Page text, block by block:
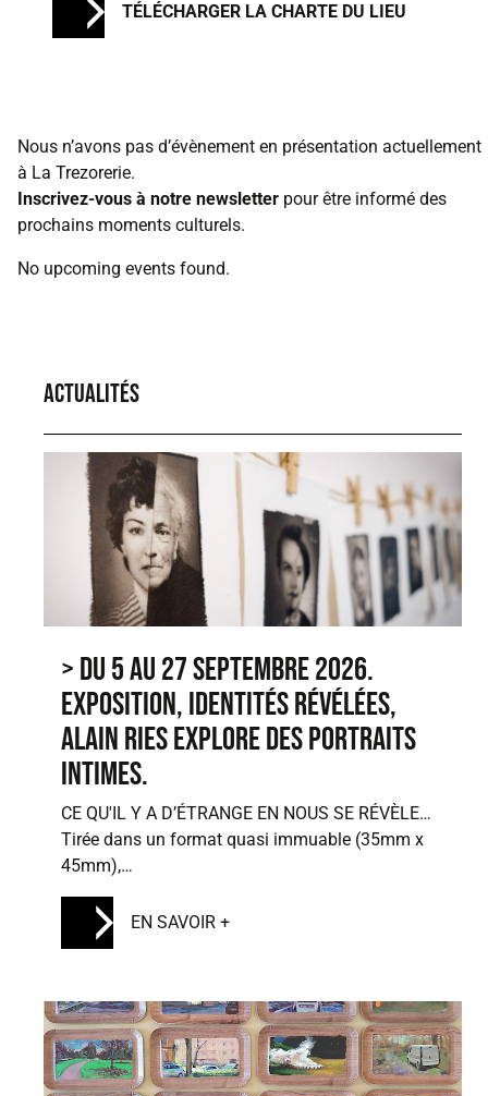
TÉLÉCHARGER LA CHARTE DU LIEU
Nous n’avons pas d’évènement en présentation actuellement
à La Trezorerie.
Inscrivez-vous à notre newsletter pour être informé des
prochains moments culturels.
No upcoming events found.
ACTUALITÉS
> Du 5 au 27 septembre 2026.
Exposition, Identités révélées,
Alain Ries explore des portraits
intimes.
CE QU'IL Y A D’ÉTRANGE EN NOUS SE RÉVÈLE…
Tirée dans un format quasi immuable (35mm x
45mm),…
EN SAVOIR +